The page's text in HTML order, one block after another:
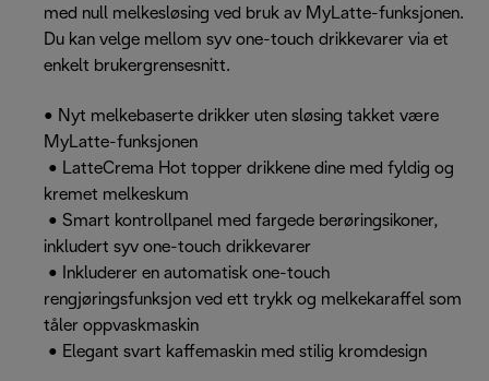
med null melkesløsing ved bruk av MyLatte-funksjonen.
Du kan velge mellom syv one-touch drikkevarer via et
enkelt brukergrensesnitt.
• Nyt melkebaserte drikker uten sløsing takket være
MyLatte-funksjonen
• LatteCrema Hot topper drikkene dine med fyldig og
kremet melkeskum
• Smart kontrollpanel med fargede berøringsikoner,
inkludert syv one-touch drikkevarer
• Inkluderer en automatisk one-touch
rengjøringsfunksjon ved ett trykk og melkekaraffel som
tåler oppvaskmaskin
• Elegant svart kaffemaskin med stilig kromdesign